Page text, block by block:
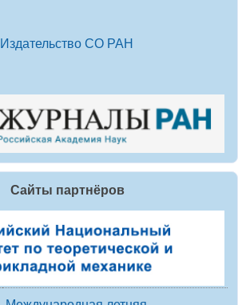
Издательство СО РАН
Сайты партнёров